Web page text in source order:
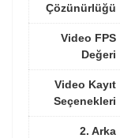
Çözünürlüğü
Video FPS
Değeri
Video Kayıt
Seçenekleri
2. Arka